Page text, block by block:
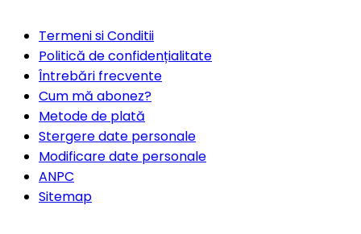
Termeni si Conditii
Politică de confidențialitate
Întrebări frecvente
Cum mă abonez?
Metode de plată
Stergere date personale
Modificare date personale
ANPC
Sitemap